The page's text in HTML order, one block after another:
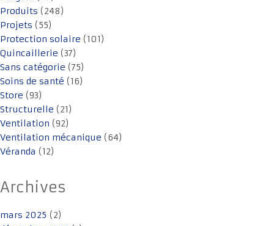
Produits (248)
Projets (55)
Protection solaire (101)
Quincaillerie (37)
Sans catégorie (75)
Soins de santé (16)
Store (93)
Structurelle (21)
Ventilation (92)
Ventilation mécanique (64)
Véranda (12)
Archives
mars 2025 (2)